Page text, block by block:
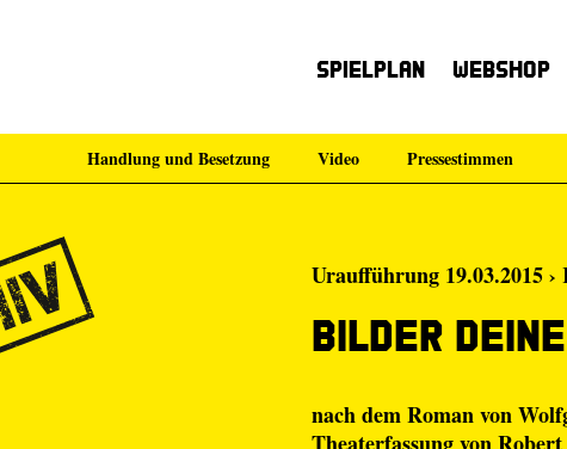
Spielplan Webshop
Handlung und Besetzung Video Pressestimmen
Uraufführung 19.03.2015 ›
Bilder
nach dem Roman von